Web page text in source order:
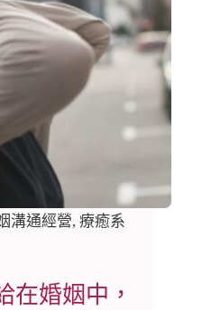
溝通經營, 療癒系
在婚姻中，